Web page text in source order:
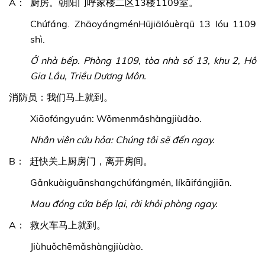
A： 厨房。朝阳门呼家楼二区13楼1109室。
Chúfáng. ZhāoyángménHūjiālóuèrqū 13 lóu 1109
shì.
Ở nhà bếp. Phòng 1109, tòa nhà số 13, khu 2, Hô
Gia Lầu, Triều Dương Môn.
消防员：我们马上就到。
Xiāofángyuán: Wǒmenmǎshàngjiùdào.
Nhân viên cứu hỏa: Chúng tôi sẽ đến ngay.
B： 赶快关上厨房门，离开房间。
Gǎnkuàiguānshangchúfángmén, líkāifángjiān.
Mau đóng cửa bếp lại, rời khỏi phòng ngay.
A： 救火车马上就到。
Jiùhuǒchēmǎshàngjiùdào.